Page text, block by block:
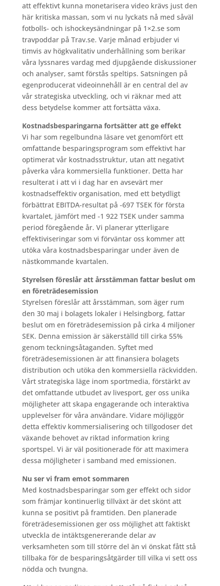
att effektivt kunna monetarisera video krävs just den
här kritiska massan, som vi nu lyckats nå med såväl
fotbolls- och ishockeysändningar på 1×2.se som
travpoddar på Trav.se. Varje månad erbjuder vi
timvis av högkvalitativ underhållning som berikar
våra lyssnares vardag med djupgående diskussioner
och analyser, samt förstås speltips. Satsningen på
egenproducerat videoinnehåll är en central del av
vår strategiska utveckling, och vi räknar med att
dess betydelse kommer att fortsätta växa.
Kostnadsbesparingarna fortsätter att ge effekt
Vi har som regelbundna läsare vet genomfört ett
omfattande besparingsprogram som effektivt har
optimerat vår kostnadsstruktur, utan att negativt
påverka våra kommersiella funktioner. Detta har
resulterat i att vi i dag har en avsevärt mer
kostnadseffektiv organisation, med ett betydligt
förbättrat EBITDA-resultat på -697 TSEK för första
kvartalet, jämfört med -1 922 TSEK under samma
period föregående år. Vi planerar ytterligare
effektiviseringar som vi förväntar oss kommer att
utöka våra kostnadsbesparingar under även de
nästkommande kvartalen.
Styrelsen föreslår att årsstämman fattar beslut om
en företrädesemission
Styrelsen föreslår att årsstämman, som äger rum
den 30 maj i bolagets lokaler i Helsingborg, fattar
beslut om en företrädesemission på cirka 4 miljoner
SEK. Denna emission är säkerställd till cirka 55%
genom teckningsåtaganden. Syftet med
företrädesemissionen är att finansiera bolagets
distribution och utöka den kommersiella räckvidden.
Vårt strategiska läge inom sportmedia, förstärkt av
det omfattande utbudet av livesport, ger oss unika
möjligheter att skapa engagerande och interaktiva
upplevelser för våra användare. Vidare möjliggör
detta effektiv kommersialisering och tillgodoser det
växande behovet av riktad information kring
sportspel. Vi är väl positionerade för att maximera
dessa möjligheter i samband med emissionen.
Nu ser vi fram emot sommaren
Med kostnadsbesparingar som ger effekt och sidor
som främjar kontinuerlig tillväxt är det skönt att
kunna se positivt på framtiden. Den planerade
företrädesemissionen ger oss möjlighet att faktiskt
utveckla de intäktsgenererande delar av
verksamheten som till större del än vi önskat fått stå
tillbaka för de besparingsåtgärder till vilka vi sett oss
nödda och tvungna.